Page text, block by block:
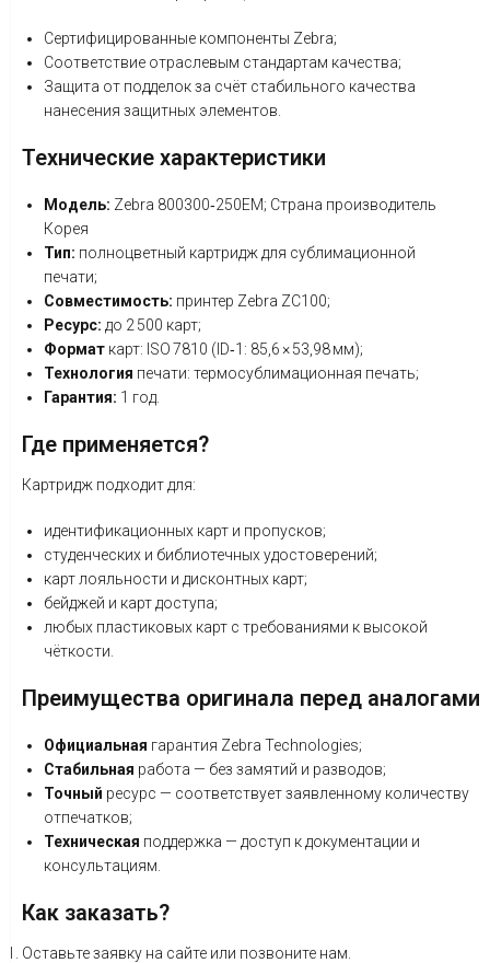
Сертифицированные компоненты Zebra;
Соответствие отраслевым стандартам качества;
Защита от подделокза счёт стабильного качества
нанесения защитных элементов.
Технические характеристики
Модель: Zebra 800300‑250EM; Страна производитель
Корея
Тип: полноцветный картридж для сублимационной
печати;
Совместимость: принтер Zebra ZC100;
Ресурс: до 2 500 карт;
Формат карт: ISO7810 (ID‑1: 85,6× 53,98мм);
Технология печати: термосублимационная печать;
Гарантия: 1 год.
Где применяется?
Картридж подходит для:
идентификационных карт и пропусков;
студенческих и библиотечных удостоверений;
карт лояльности и дисконтных карт;
бейджей и карт доступа;
любых пластиковых карт с требованиями к высокой
чёткости.
Преимущества оригинала перед аналогами
Официальная гарантия Zebra Technologies;
Стабильная работа — без замятий и разводов;
Точный ресурс — соответствуетзаявленному количеству
отпечатков;
Техническая поддержка — доступ к документации и
консультациям.
Как заказать?
Оставьтезаявку на сайте или позвоните нам.